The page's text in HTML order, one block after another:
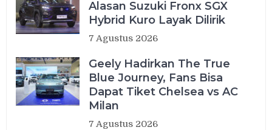
Alasan Suzuki Fronx SGX
Hybrid Kuro Layak Dilirik
7 Agustus 2026
Geely Hadirkan The True
Blue Journey, Fans Bisa
Dapat Tiket Chelsea vs AC
Milan
7 Agustus 2026